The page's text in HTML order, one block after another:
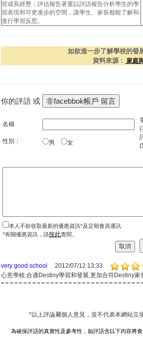
習成長經歷；評估報告著重以評語報告分析學生的學
習表現和可更進步的空間，讓學生、家長都能了解和
進行學習反思。
如欲進一步了解學校的發
資料來源﹕ 家庭
你的評語 或
名稱
(
性別：
男 女
本人不欲收取最新的優惠資訊^及定期會員通訊
^有關優惠資訊，請按此查閱。
very good school
2012/07/12 13:33
心意學校,合適Destiny學習和發展,更加合符Destiny
*以上評論屬個人意見，並不代表本網站立
為確保評語的真實性及參考性，如評語含以下內容將